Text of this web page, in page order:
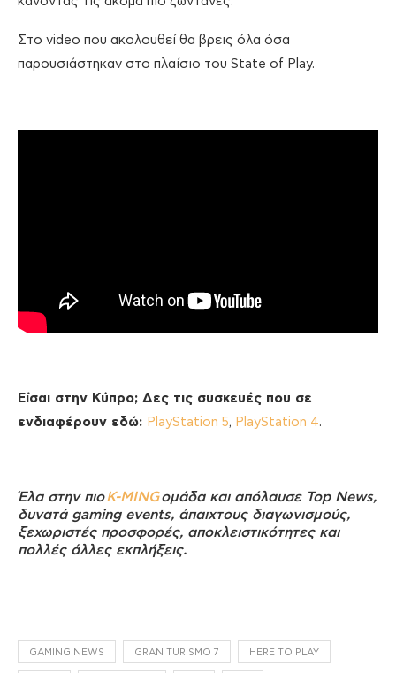
Στο video που ακολουθεί θα βρεις όλα όσα
παρουσιάστηκαν στο πλαίσιο του State of Play.
Είσαι στην Κύπρο; Δες τις συσκευές που σε
ενδιαφέρουν εδώ: PlayStation 5, PlayStation 4.
Έλα στην πιοK-MINGομάδα και απόλαυσε Top News,
δυνατά gaming events, άπαιχτους διαγωνισμούς,
ξεχωριστές προσφορές, αποκλειστικότητες και
πολλές άλλες εκπλήξεις.
GAMING NEWS GRAN TURISMO 7 HERE TO PLAY